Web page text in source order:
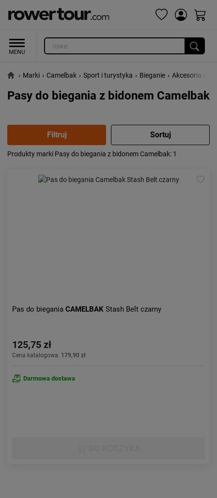
› Marki › Camelbak › Sport i turystyka › Bieganie › Akcesoria do
Pasy do biegania z bidonem Camelbak
Popularność:
największa
od najwyższej
Produkty marki Pasy do biegania z bidonem Camelbak: 1
Pas do biegania CAMELBAK Stash Belt czarny
125,75 zł
Cena katalogowa: 179,90 zł
Darmowa dostawa